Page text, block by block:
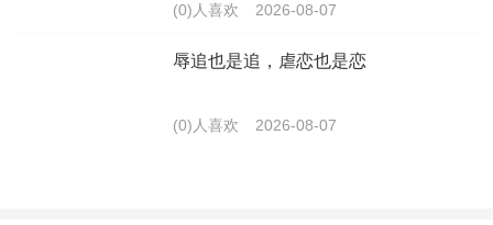
(0)人喜欢 2026-08-07
辱追也是追，虐恋也是恋
(0)人喜欢 2026-08-07